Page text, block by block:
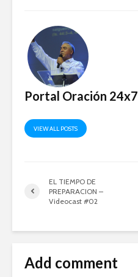
Portal Oración 24x7
VIEW ALL POSTS
EL TIEMPO DE
PREPARACION –
Videocast #02
Add comment